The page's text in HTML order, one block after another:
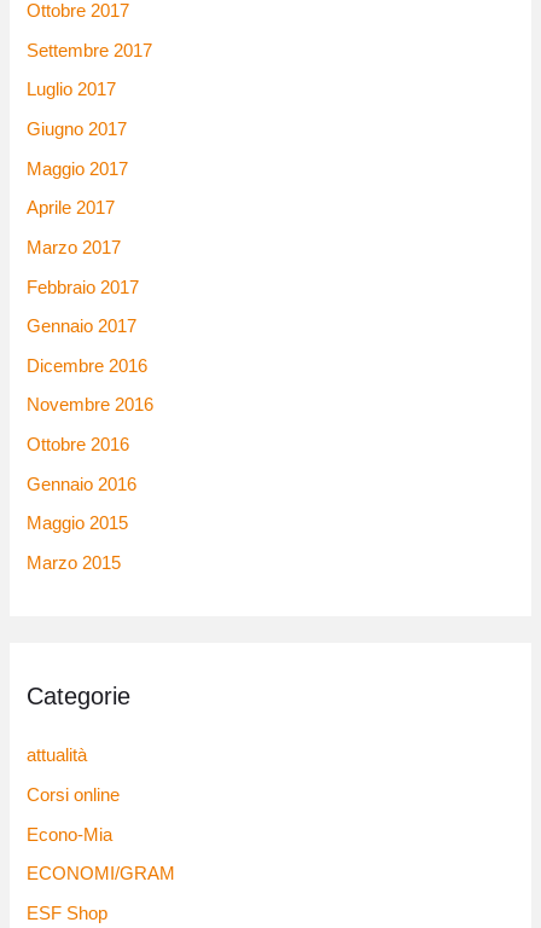
Ottobre 2017
Settembre 2017
Luglio 2017
Giugno 2017
Maggio 2017
Aprile 2017
Marzo 2017
Febbraio 2017
Gennaio 2017
Dicembre 2016
Novembre 2016
Ottobre 2016
Gennaio 2016
Maggio 2015
Marzo 2015
Categorie
attualità
Corsi online
Econo-Mia
ECONOMI/GRAM
ESF Shop